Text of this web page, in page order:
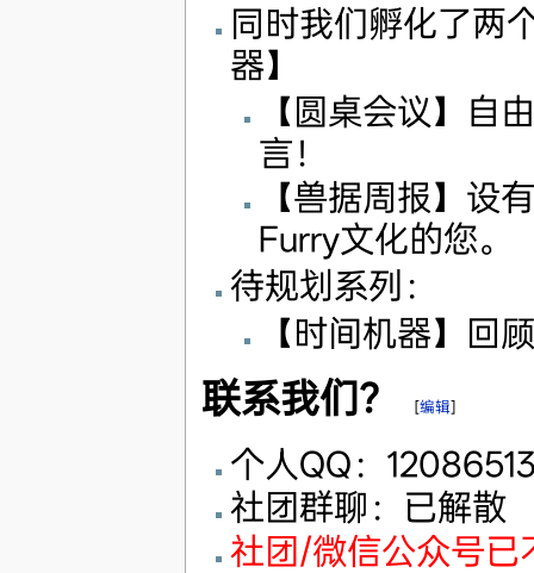
同时我们孵化了两
器】
【圆桌会议】自
言！
【兽据周报】设
Furry文化的您。
待规划系列：
【时间机器】回
联系我们？ [编辑]
个人QQ：
社团群聊：已解散
社团/微信公众号已